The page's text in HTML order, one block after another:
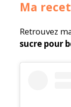
Ma
Retrouvez
sucre pour